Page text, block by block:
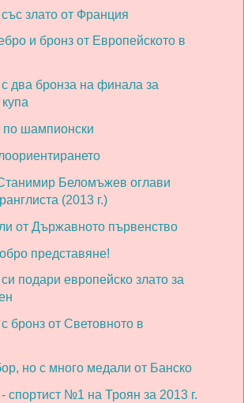
злато от Франция
и бронз от Европейското в
два бронза на финала за
по шампионски
Беломъжев оглави
(2013 г.)
от Държавното първенство
представяне!
подари европейско злато за
бронз от Световното в
но с много медали от Банско
спортист №1 на Троян за 2013 г.